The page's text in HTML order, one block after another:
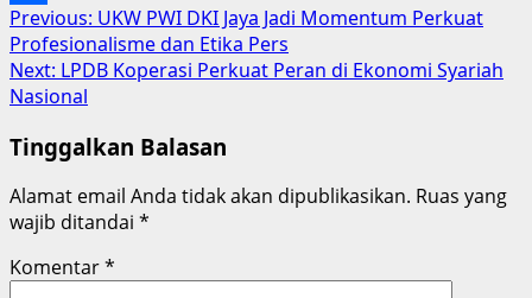
Share
Post
navigation
Previous: UKW PWI DKI Jaya Jadi Momentum Perkuat
Profesionalisme dan Etika Pers
Next: LPDB Koperasi Perkuat Peran di Ekonomi Syariah
Nasional
Tinggalkan Balasan
Alamat email Anda tidak akan dipublikasikan. Ruas yang
wajib ditandai *
Komentar*